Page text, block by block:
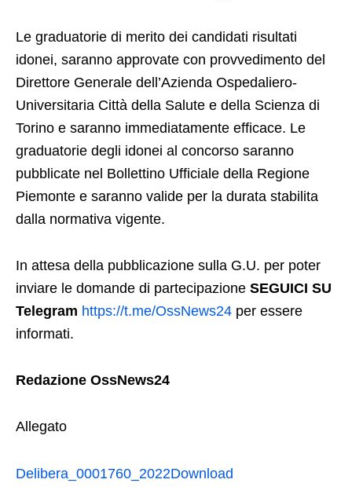
Le graduatorie di merito dei candidati risultati
idonei, saranno approvate con provvedimento del
Direttore Generale dell’Azienda Ospedaliero-
Universitaria Città della Salute e della Scienza di
Torino e saranno immediatamente efficace. Le
graduatorie degli idonei al concorso saranno
pubblicate nel Bollettino Ufficiale della Regione
Piemonte e saranno valide per la durata stabilita
dalla normativa vigente.
In attesa della pubblicazione sulla G.U. per poter
inviare le domande di partecipazione SEGUICI SU
Telegram https://t.me/OssNews24 per essere
informati.
Redazione OssNews24
Allegato
Delibera_0001760_2022Download